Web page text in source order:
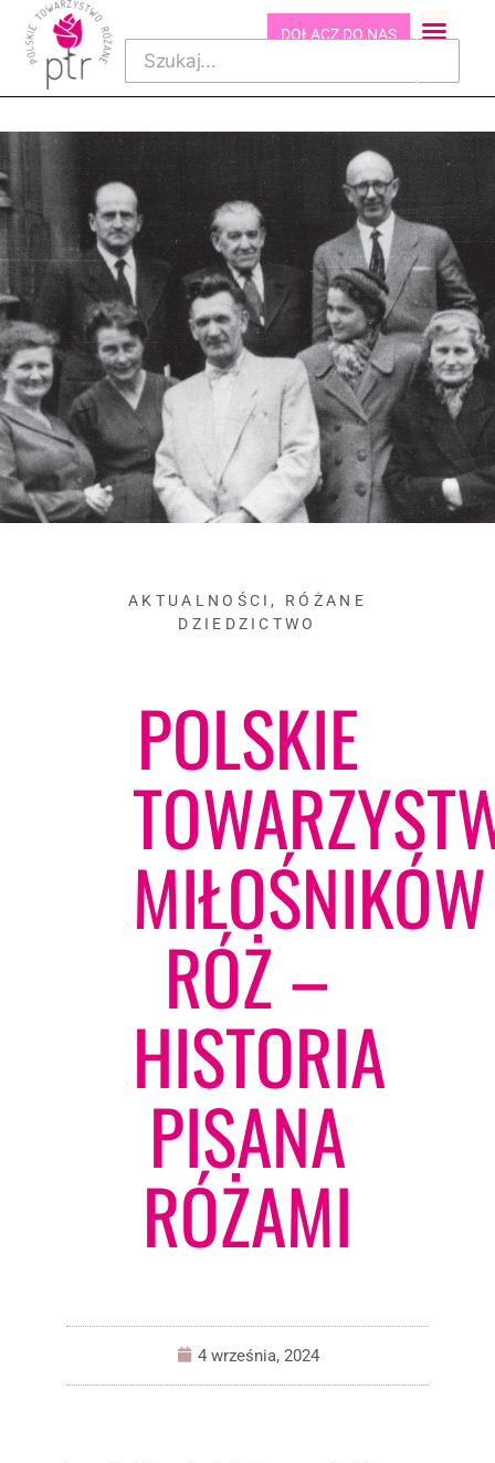
DOŁĄCZ DO NAS
AKTUALNOŚCI , RÓŻANE
DZIEDZICTWO
POLSKIE
MIŁOŚNIKÓW
RÓŻ –
HISTORIA
PISANA
RÓŻAMI
4 września, 2024